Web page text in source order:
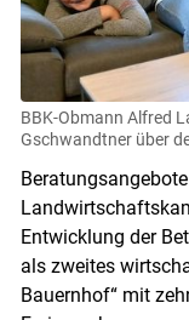
BBK-Obmann Alfred
Gschwandtner über
Entwicklung der
als zweites
Bauernhof“ mit